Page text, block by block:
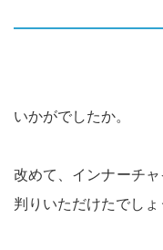
いかがでしたか。
改めて、インナーチ
判りいただけたでしょ